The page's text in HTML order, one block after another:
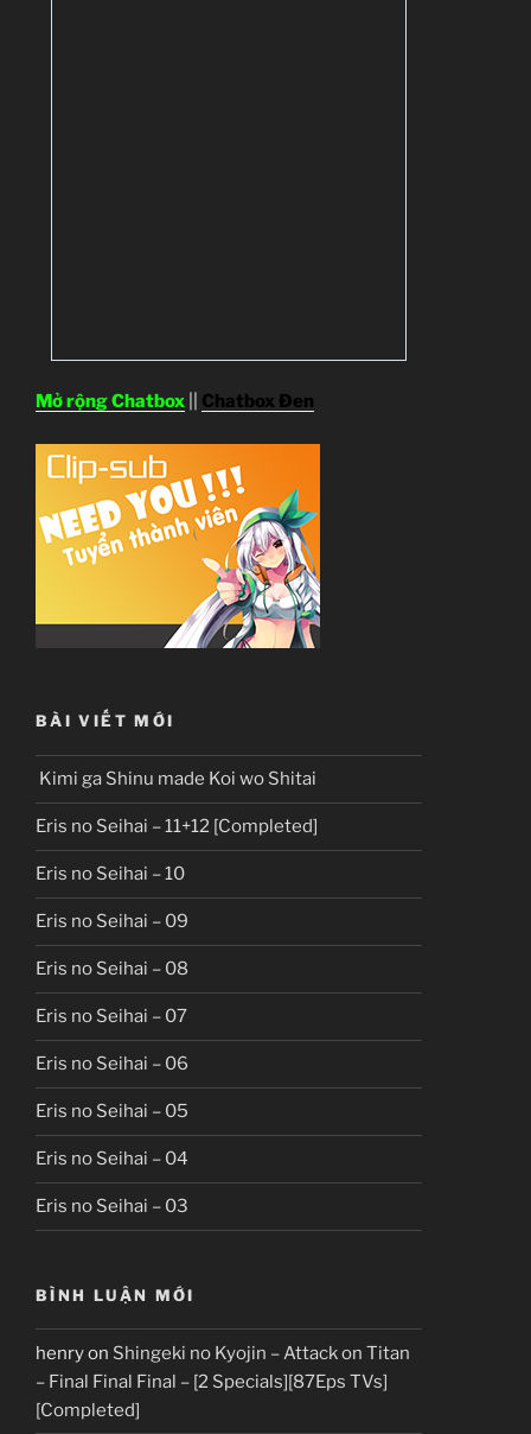
Mở rộng Chatbox Chatbox Đen
BÀI VIẾT MỚI
Kimi ga Shinu made Koi wo Shitai
Eris no Seihai – 11+12 [Completed]
Eris no Seihai – 10
Eris no Seihai – 09
Eris no Seihai – 08
Eris no Seihai – 07
Eris no Seihai – 06
Eris no Seihai – 05
Eris no Seihai – 04
Eris no Seihai – 03
BÌNH LUẬN MỚI
henryon Shingeki no Kyojin – Attack on Titan
– Final Final Final – [2 Specials][87Eps TVs]
[Completed]